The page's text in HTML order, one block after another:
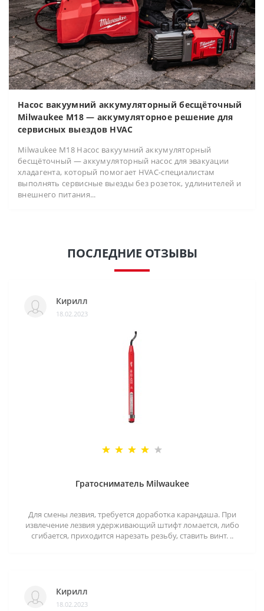
Насос вакуумний аккумуляторный бесщёточный
Milwaukee M18 — аккумуляторное решение для
сервисных выездов HVAC
Milwaukee M18 Насос вакуумний аккумуляторный
бесщёточный — аккумуляторный насос для эвакуации
хладагента, который помогает HVAC-специалистам
выполнять сервисные выезды без розеток, удлинителей и
внешнего питания...
ПОСЛЕДНИЕ ОТЗЫВЫ
Кирилл
18.02.2023
Гратосниматель Milwaukee
Для смены лезвия, требуется доработка карандаша. При
извлечение лезвия удерживающий штифт ломается, либо
сгибается, приходится нарезать резьбу, ставить винт. ..
Кирилл
18.02.2023